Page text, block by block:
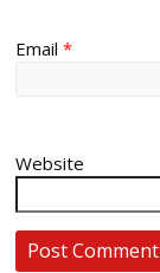
Email*
Website